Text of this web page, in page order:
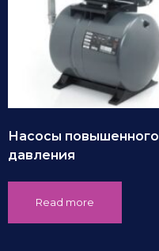
Насосы повышенного
давления
Read more